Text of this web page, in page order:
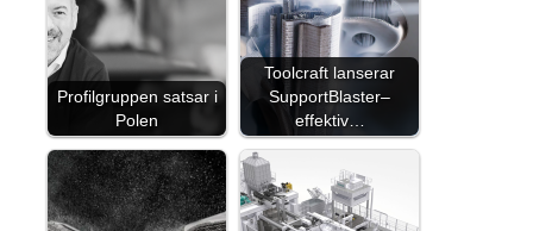
Profilgruppen satsar i
Polen
Toolcraft lanserar
SupportBlaster–
effektiv…